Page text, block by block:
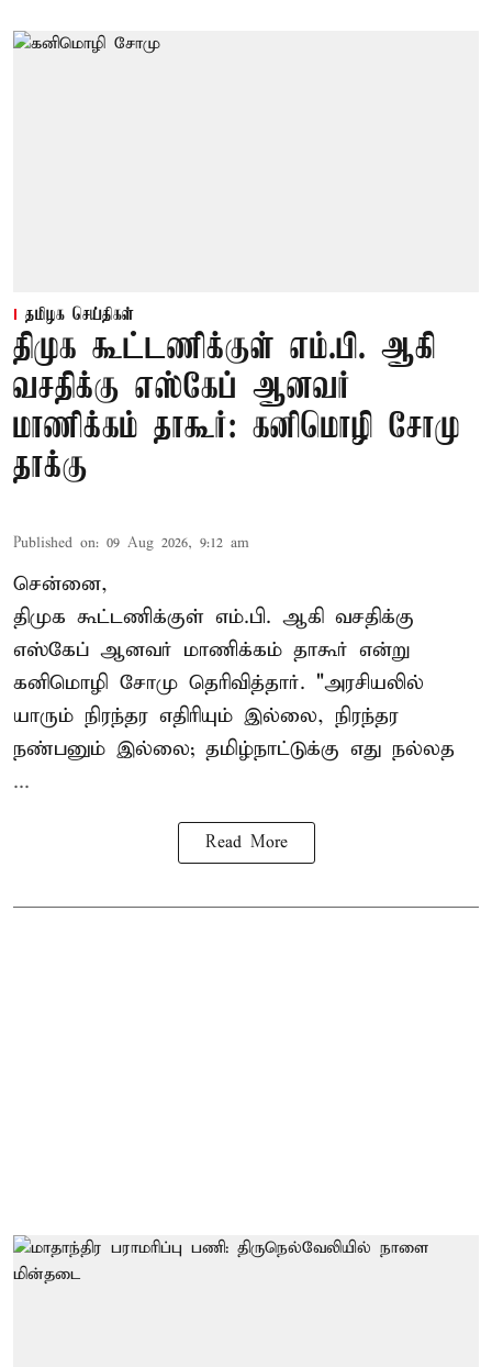
தமிழக செய்திகள்
திமுக கூட்டணிக்குள் எம்.பி. ஆகி
வசதிக்கு எஸ்கேப் ஆனவர்
மாணிக்கம் தாகூர்: கனிமொழி சோமு
தாக்கு
Published on: 09 Aug 2026, 9:12 am
சென்னை,
திமுக கூட்டணிக்குள் எம்.பி. ஆகி வசதிக்கு
எஸ்கேப் ஆனவர் மாணிக்கம் தாகூர் என்று
கனிமொழி சோமு தெரிவித்தார். "அரசியலில்
யாரும் நிரந்தர எதிரியும் இல்லை, நிரந்தர
நண்பனும் இல்லை; தமிழ்நாட்டுக்கு எது நல்லத
...
Read More